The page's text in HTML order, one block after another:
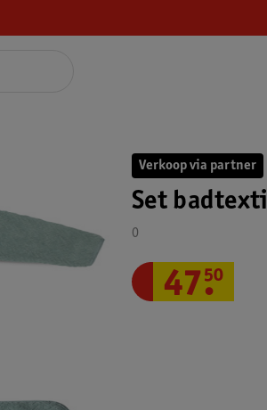
Verkoop via partner
Set
0
47.
50